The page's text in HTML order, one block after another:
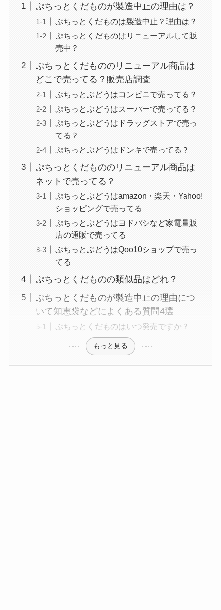
ぷちっとくだものが製造中止の理由は？
ぷちっとくだものは製造中止？理由は？
ぷちっとくだものはリニューアルして販
売中？
ぷちっとくだもののリニューアル商品は
どこで売ってる？販売店調査
ぷちっとぶどうはコンビニで売ってる？
ぷちっとぶどうはスーパーで売ってる？
ぷちっとぶどうはドラッグストアで売っ
てる？
ぷちっとぶどうはドンキで売ってる？
ぷちっとくだもののリニューアル商品は
ネットで売ってる？
ぷちっとぶどうはamazon・楽天・Yahoo!
ショッピングで売ってる
ぷちっとぶどうはヨドバシなど家電量販
店の通販で売ってる
ぷちっとぶどうはQoo10ショップで売っ
てる
ぷちっとくだものの類似品はどれ？
ぷちっとくだものが製造中止の理由につ
いて知恵袋などによくある質問4選
ぷちっとくだものはいつ発売ですか？
もっと見る